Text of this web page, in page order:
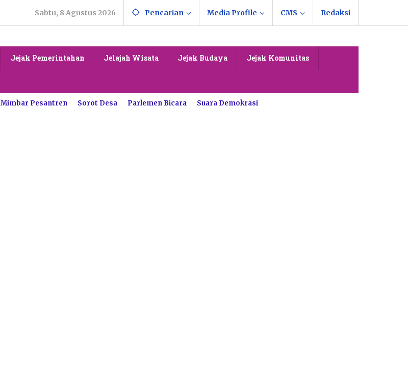
Sabtu, 8 Agustus 2026 Pencarian Media Profile CMS Redaksi
Jejak Pemerintahan Jelajah Wisata Jejak Budaya Jejak Komunitas
Mimbar Pesantren Sorot Desa Parlemen Bicara Suara Demokrasi